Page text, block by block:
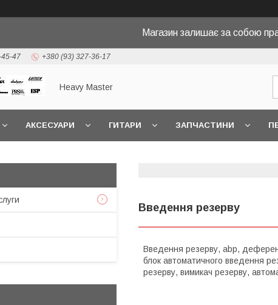
Магазин залишає за собою
47 +380 (93) 327-36-17
Heavy Master
АКСЕСУАРИ ГИТАРИ ЗАПЧАСТИНИ
Введення резерву
Введення резерву, abp,
блок автоматичного введення
резерву, вимикач резерву,